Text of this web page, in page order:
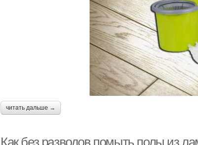
читать дальше →
Как без разводов помыть полы из